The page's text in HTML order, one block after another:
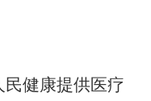
健康提供医疗